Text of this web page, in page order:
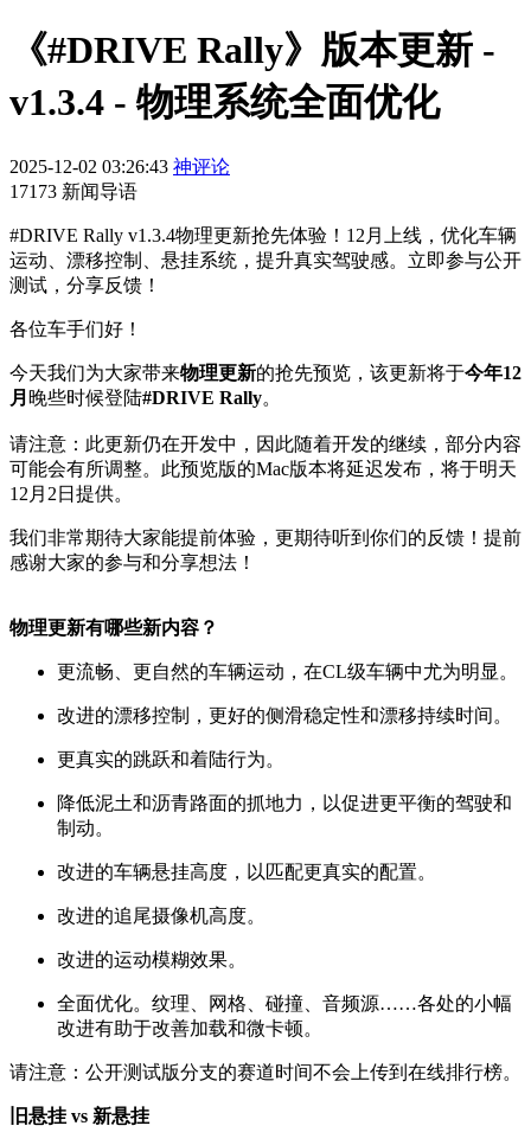
《#DRIVE Rally》版本更新 -
v1.3.4 - 物理系统全面优化
2025-12-02 03:26:43 神评论
17173 新闻导语
#DRIVE Rally v1.3.4物理更新抢先体验！12月上线，优化车辆
运动、漂移控制、悬挂系统，提升真实驾驶感。立即参与公开
测试，分享反馈！
各位车手们好！
今天我们为大家带来物理更新的抢先预览，该更新将于今年12
月 晚些时候登陆#DRIVE Rally。
请注意：此更新仍在开发中，因此随着开发的继续，部分内容
可能会有所调整。此预览版的Mac版本将延迟发布，将于明天
12月2日提供。
我们非常期待大家能提前体验，更期待听到你们的反馈！提前
感谢大家的参与和分享想法！
物理更新有哪些新内容？
更流畅、更自然的车辆运动，在CL级车辆中尤为明显。
改进的漂移控制，更好的侧滑稳定性和漂移持续时间。
更真实的跳跃和着陆行为。
降低泥土和沥青路面的抓地力，以促进更平衡的驾驶和
制动。
改进的车辆悬挂高度，以匹配更真实的配置。
改进的追尾摄像机高度。
改进的运动模糊效果。
全面优化。纹理、网格、碰撞、音频源……各处的小幅
改进有助于改善加载和微卡顿。
请注意：公开测试版分支的赛道时间不会上传到在线排行榜。
旧悬挂 vs 新悬挂